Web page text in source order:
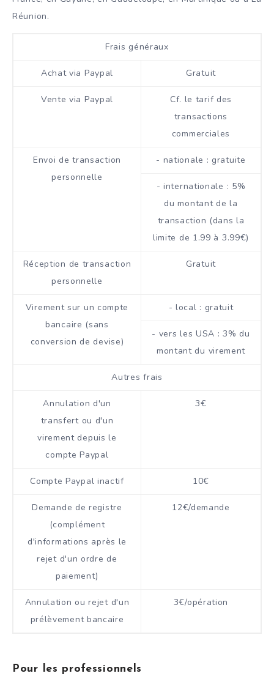
Réunion.
Frais généraux
Achat via Paypal Gratuit
Vente via Paypal
Cf. le tarif des
transactions
commerciales
Envoi de transaction
personnelle
- nationale : gratuite
- internationale : 5%
du montant de la
transaction (dans la
limite de 1.99 à 3.99€)
Réception de transaction
personnelle
Gratuit
Virement sur un compte
bancaire (sans
conversion de devise)
- local : gratuit
- vers les USA : 3% du
montant du virement
Autres frais
Annulation d'un
transfert ou d'un
virement depuis le
compte Paypal
3€
Compte Paypal inactif 10€
Demande de registre
(complément
d'informations après le
rejet d'un ordre de
paiement)
12€/demande
Annulation ou rejet d'un
prélèvement bancaire
3€/opération
Pour les professionnels